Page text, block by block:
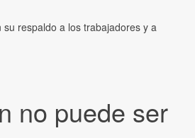
no puede ser
su respaldo a los trabajadores y a